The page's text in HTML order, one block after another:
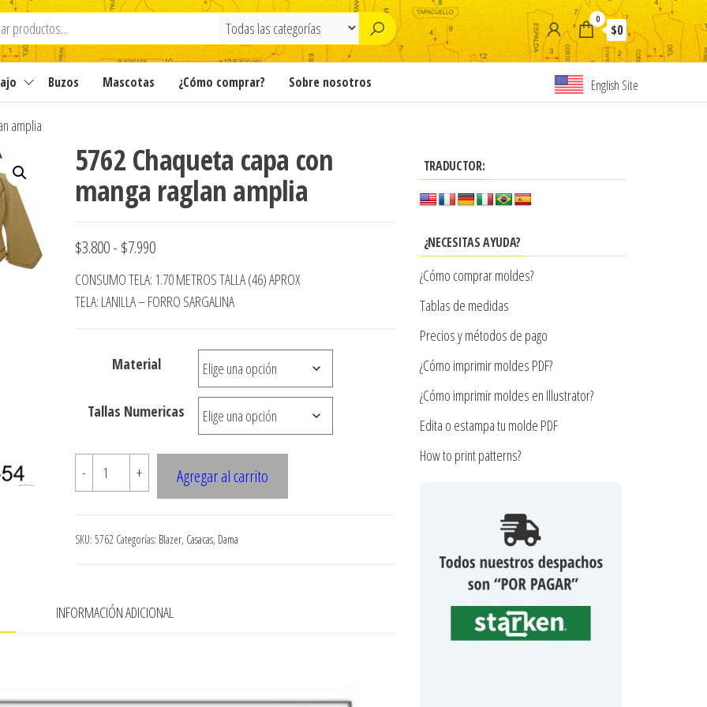
0
$0
Buzos Mascotas ¿Cómo comprar? Sobre nosotros English Site
amplia
5762 Chaqueta capa con
manga raglan amplia
$3.800- $7.990Rango
de
precios:
hasta
$7.990
CONSUMO TELA: 1.70 METROS TALLA (46) APROX
TELA: LANILLA – FORRO SARGALINA
Material
Tallas Numericas
-
5762
Chaqueta
con
cantidad
+ Agregar al carrito
SKU: 5762 Categorías: Blazer, Casacas, Dama
INFORMACIÓN ADICIONAL
TRADUCTOR:
¿NECESITAS AYUDA?
¿Cómo comprar moldes?
Tablas de medidas
Precios y métodos de pago
¿Cómo imprimir moldes PDF?
¿Cómo imprimir moldes en Illustrator?
Edita o estampa tu molde PDF
How to print patterns?